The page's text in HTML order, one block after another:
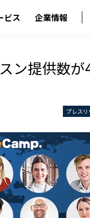
ビス 企業情報
ン提供数
プレスリ